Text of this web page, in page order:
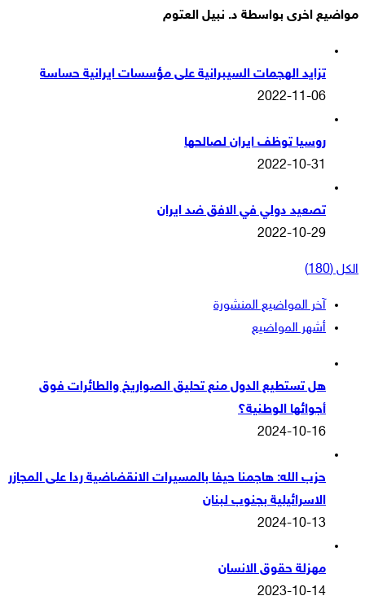
مواضيع اخرى بواسطة د. نبيل العتوم
تزايد الهجمات السيبرانية على مؤسسات ايرانية حساسة
2022-11-06
روسيا توظف ايران لصالحها
2022-10-31
تصعيد دولي في الافق ضد ايران
2022-10-29
الكل (180)
آخر المواضيع المنشورة
أشهر المواضيع
هل تستطيع الدول منع تحليق الصواريخ والطائرات فوق
أجوائها الوطنية؟
2024-10-16
حزب الله: هاجمنا حيفا بالمسيرات الانقضاضية ردا على المجازر
الاسرائيلية بجنوب لبنان
2024-10-13
مهزلة حقوق الانسان
2023-10-14